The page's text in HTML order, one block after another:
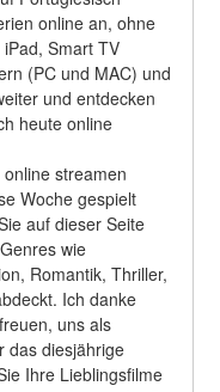
online an, ohne
Smart TV
(PC und MAC) und
und entdecken
heute online
streamen
Woche gespielt
auf dieser Seite
wie
Romantik, Thriller,
Ich danke
uns als
das diesjährige
Ihre Lieblingsfilme